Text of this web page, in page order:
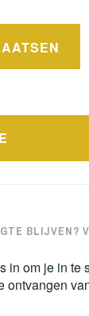
BLIJVEN?
in om je in te
ontvangen